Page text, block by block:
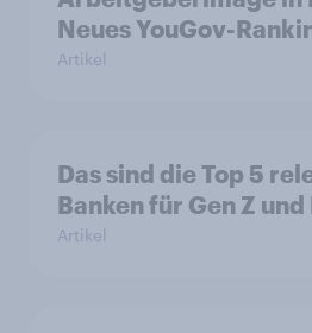
Neues YouGov-
Artikel
Das sind die Top 5
Banken für Gen Z
Artikel